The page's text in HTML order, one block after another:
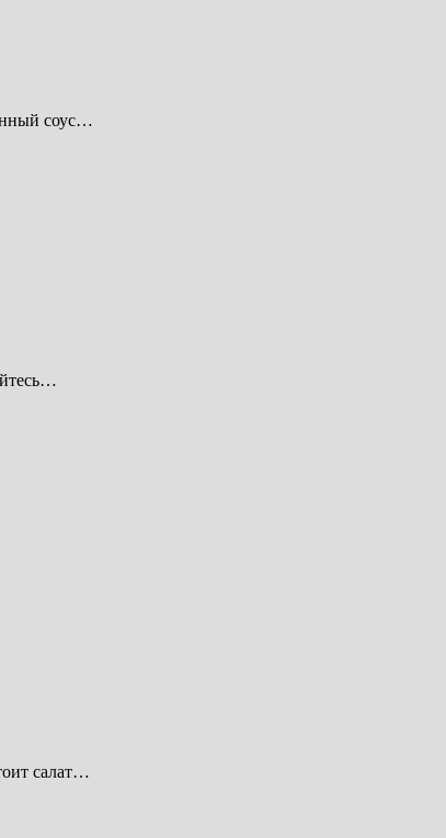
соус…
салат…